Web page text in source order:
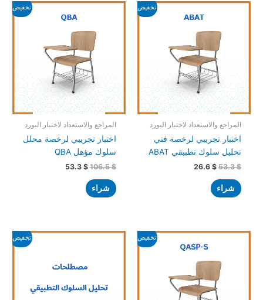
تخفيض!
المراجع والاستعداد لاختبار البورد
اختبار تجريبي لرخصة فني
تحليل سلوك تطبيقي ABAT
53.3$
السعر
الأصلي
53.3 $.
26.6 $
السعر
الحالي
شراء
تخفيض!
المراجع والاستعداد لاختبار البورد
اختبار تجريبي لرخصة محلل
سلوك مؤهل QBA
106.5$
السعر
الأصلي
106.5 $.
53.3 $
السعر
الحالي
هو:
شراء
تخفيض!
السعر
الأصلي
106.5 $.
السعر
الحالي
تخفيض!
السعر
159.8 $.
السعر
79.9 $.